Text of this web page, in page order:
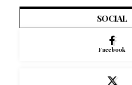
SOCIAL
Facebook